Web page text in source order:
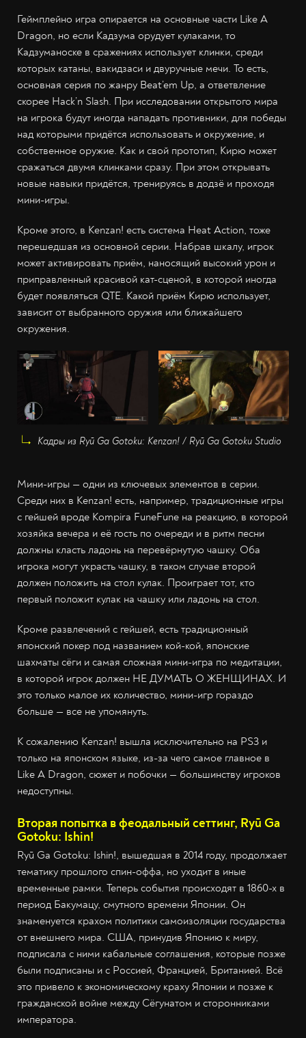
Геймплейно игра опирается на основные части Like A
Dragon, но если Кадзума орудует кулаками, то
Кадзуманоске в сражениях использует клинки, среди
которых катаны, вакидзаси и двуручные мечи. То есть,
основная серия по жанру Beat’em Up, а ответвление
скорее Hack’n Slash. При исследовании открытого мира
на игрока будут иногда нападать противники, для победы
над которыми придётся использовать и окружение, и
собственное оружие. Как и свой прототип, Кирю может
сражаться двумя клинками сразу. При этом открывать
новые навыки придётся, тренируясь в додзё и проходя
мини-игры.
Кроме этого, в Kenzan! есть система Heat Action, тоже
перешедшая из основной серии. Набрав шкалу, игрок
может активировать приём, наносящий высокий урон и
приправленный красивой кат-сценой, в которой иногда
будет появляться QTE. Какой приём Кирю использует,
зависит от выбранного оружия или ближайшего
окружения.
Кадры из Ryū Ga Gotoku: Kenzan! / Ryū Ga Gotoku Studio
Мини-игры — одни из ключевых элементов в серии.
Среди них в Kenzan! есть, например, традиционные игры
с гейшей вроде Kompira FuneFune на реакцию, в которой
хозяйка вечера и её гость по очереди и в ритм песни
должны класть ладонь на перевёрнутую чашку. Оба
игрока могут украсть чашку, в таком случае второй
должен положить на стол кулак. Проиграет тот, кто
первый положит кулак на чашку или ладонь на стол.
Кроме развлечений с гейшей, есть традиционный
японский покер под названием кой-кой, японские
шахматы сёги и самая сложная мини-игра по медитации,
в которой игрок должен НЕ ДУМАТЬ О ЖЕНЩИНАХ. И
это только малое их количество, мини-игр гораздо
больше — все не упомянуть.
К сожалению Kenzan! вышла исключительно на PS3 и
только на японском языке, из-за чего самое главное в
Like A Dragon, сюжет и побочки — большинству игроков
недоступны.
Вторая попытка в феодальный сеттинг, Ryū Ga
Gotoku: Ishin!
Ryū Ga Gotoku: Ishin!, вышедшая в 2014 году, продолжает
тематику прошлого спин-оффа, но уходит в иные
временные рамки. Теперь события происходят в 1860-х в
период Бакумацу, смутного времени Японии. Он
знаменуется крахом политики самоизоляции государства
от внешнего мира. США, принудив Японию к миру,
подписала с ними кабальные соглашения, которые позже
были подписаны и с Россией, Францией, Британией. Всё
это привело к экономическому краху Японии и позже к
гражданской войне между Сёгунатом и сторонниками
императора.